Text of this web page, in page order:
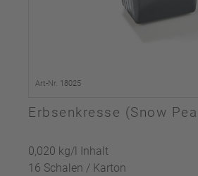
Art-Nr. 18025
Erbsenkresse (Snow
0,020 kg/l Inhalt
16 Schalen / Karton